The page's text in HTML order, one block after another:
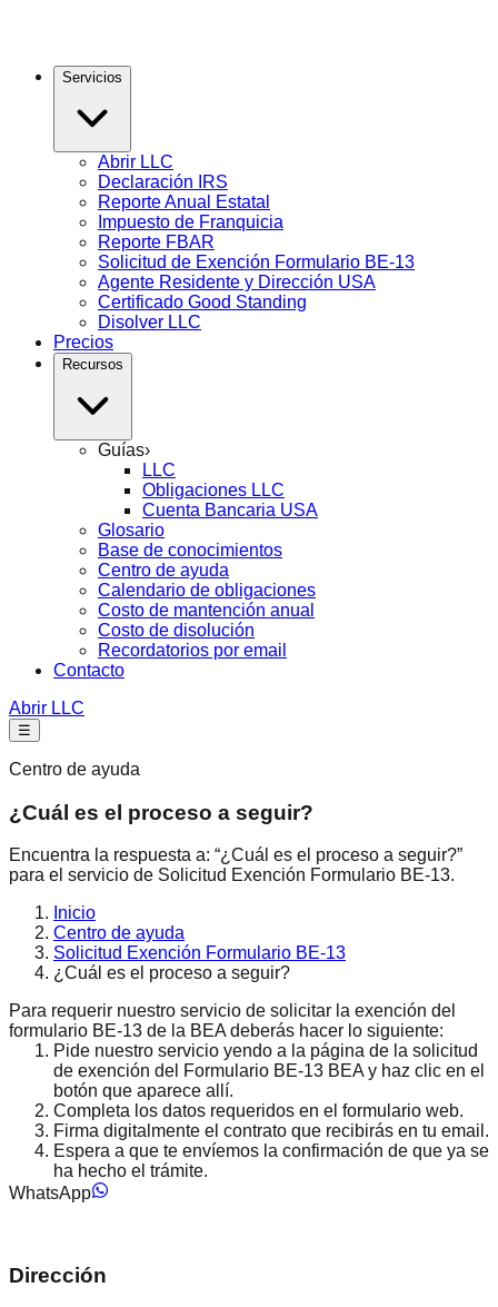
Servicios
Abrir LLC
Declaración IRS
Reporte Anual Estatal
Impuesto de Franquicia
Reporte FBAR
Solicitud de Exención Formulario BE-13
Agente Residente y Dirección USA
Certificado Good Standing
Disolver LLC
Precios
Recursos
Guías›
LLC
Obligaciones LLC
Cuenta Bancaria USA
Glosario
Base de conocimientos
Centro de ayuda
Calendario de obligaciones
Costo de mantención anual
Costo de disolución
Recordatorios por email
Contacto
Abrir LLC
☰
Centro de ayuda
¿Cuál es el proceso a seguir?
Encuentra la respuesta a: “¿Cuál es el proceso a seguir?”
para el servicio de Solicitud Exención Formulario BE-13.
Inicio
Centro de ayuda
Solicitud Exención Formulario BE-13
¿Cuál es el proceso a seguir?
Para requerir nuestro servicio de solicitar la exención del
formulario BE-13 de la BEA deberás hacer lo siguiente:
Pide nuestro servicio yendo a la página de la solicitud
de exención del Formulario BE-13 BEAy haz clic en el
botón que aparece allí.
Completa los datos requeridos en el formulario web.
Firma digitalmente el contrato que recibirás en tu email.
Espera a que te envíemos la confirmación de que ya se
ha hecho el trámite.
WhatsApp
Dirección